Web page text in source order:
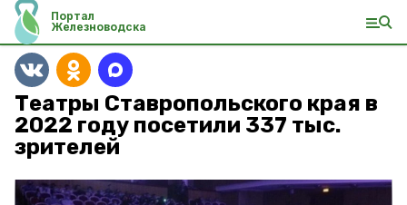
Портал
Железноводска
Театры Ставропольского края в
2022 году посетили 337 тыс.
зрителей